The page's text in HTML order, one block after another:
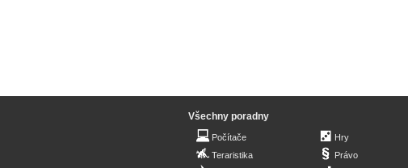
Všechny poradny
Počítače
Teraristika
Hry
Právo